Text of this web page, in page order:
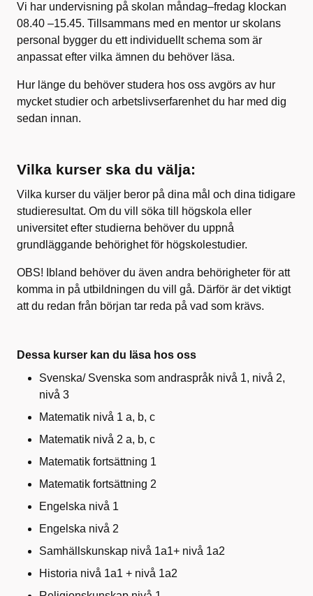
Vi har undervisning på skolan måndag–fredag klockan
08.40 –15.45. Tillsammans med en mentor ur skolans
personal bygger du ett individuellt schema som är
anpassat efter vilka ämnen du behöver läsa.
Hur länge du behöver studera hos oss avgörs av hur
mycket studier och arbetslivserfarenhet du har med dig
sedan innan.
Vilka kurser ska du välja:
Vilka kurser du väljer beror på dina mål och dina tidigare
studieresultat. Om du vill söka till högskola eller
universitet efter studierna behöver du uppnå
grundläggande behörighet för högskolestudier.
OBS! Ibland behöver du även andra behörigheter för att
komma in på utbildningen du vill gå. Därför är det viktigt
att du redan från början tar reda på vad som krävs.
Dessa kurser kan du läsa hos oss
Svenska/ Svenska som andraspråk nivå 1, nivå 2,
nivå 3
Matematik nivå 1 a, b, c
Matematik nivå 2 a, b, c
Matematik fortsättning 1
Matematik fortsättning 2
Engelska nivå 1
Engelska nivå 2
Samhällskunskap nivå 1a1+ nivå 1a2
Historia nivå 1a1 + nivå 1a2